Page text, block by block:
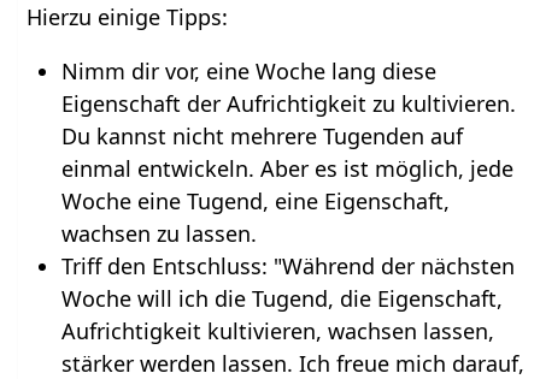
Hierzu einige Tipps:
Nimm dir vor, eine Woche lang diese
Eigenschaft der Aufrichtigkeit zu kultivieren.
Du kannst nicht mehrere Tugenden auf
einmal entwickeln. Aber es ist möglich, jede
Woche eine Tugend, eine Eigenschaft,
wachsen zu lassen.
Triff den Entschluss: "Während der nächsten
Woche will ich die Tugend, die Eigenschaft,
Aufrichtigkeit kultivieren, wachsen lassen,
stärker werden lassen. Ich freue mich darauf,